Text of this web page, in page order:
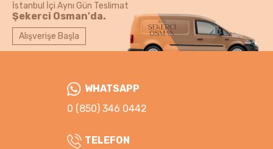
İstanbul İçi Aynı Gün Teslimat
Şekerci Osman'da.
Alışverişe Başla
WHATSAPP
0 (850) 346 0442
TELEFON